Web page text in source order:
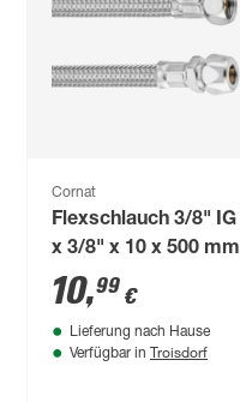
Cornat
Flexschlauch 3/8" IG
x 3/8" x 10 x 500 mm
10,99 €
Lieferung nach Hause
Verfügbar in Troisdorf